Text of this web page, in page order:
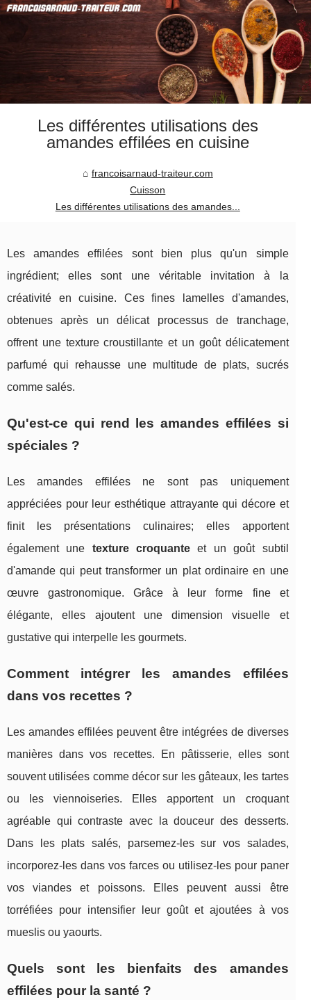
Les différentes utilisations des
amandes effilées en cuisine
francoisarnaud-traiteur.com
Cuisson
Les différentes utilisations des amandes...
Les amandes effilées sont bien plus qu'un simple
ingrédient; elles sont une véritable invitation à la
créativité en cuisine. Ces fines lamelles d'amandes,
obtenues après un délicat processus de tranchage,
offrent une texture croustillante et un goût délicatement
parfumé qui rehausse une multitude de plats, sucrés
comme salés.
Qu'est-ce qui rend les amandes effilées si
spéciales ?
Les amandes effilées ne sont pas uniquement
appréciées pour leur esthétique attrayante qui décore et
finit les présentations culinaires; elles apportent
également une texture croquante et un goût subtil
d'amande qui peut transformer un plat ordinaire en une
œuvre gastronomique. Grâce à leur forme fine et
élégante, elles ajoutent une dimension visuelle et
gustative qui interpelle les gourmets.
Comment intégrer les amandes effilées
dans vos recettes ?
Les amandes effilées peuvent être intégrées de diverses
manières dans vos recettes. En pâtisserie, elles sont
souvent utilisées comme décor sur les gâteaux, les tartes
ou les viennoiseries. Elles apportent un croquant
agréable qui contraste avec la douceur des desserts.
Dans les plats salés, parsemez-les sur vos salades,
incorporez-les dans vos farces ou utilisez-les pour paner
vos viandes et poissons. Elles peuvent aussi être
torréfiées pour intensifier leur goût et ajoutées à vos
mueslis ou yaourts.
Quels sont les bienfaits des amandes
effilées pour la santé ?